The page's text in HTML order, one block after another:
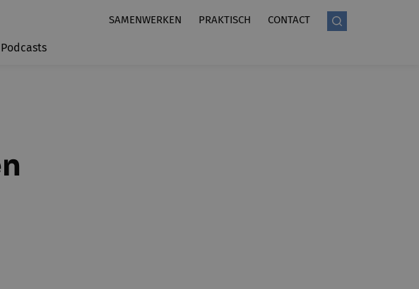
SAMENWERKEN PRAKTISCH CONTACT
Podcasts